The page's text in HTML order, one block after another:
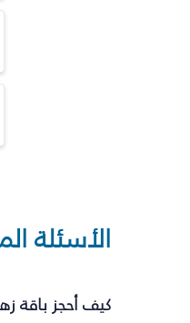
الأسئلة
كيف أحجز باقة